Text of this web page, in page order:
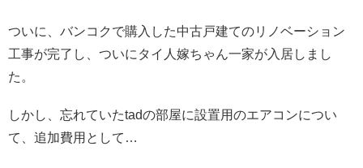
ついに、バンコクで購入した中古戸建てのリノベーション
工事が完了し、ついにタイ人嫁ちゃん一家が入居しまし
た。
しかし、忘れていたtadの部屋に設置用のエアコンについ
て、追加費用として…